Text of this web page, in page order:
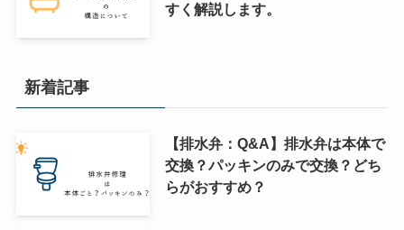
すく解説します。
新着記事
【排水弁：Q&A】排水弁は本体で
交換？パッキンのみで交換？どち
らがおすすめ？